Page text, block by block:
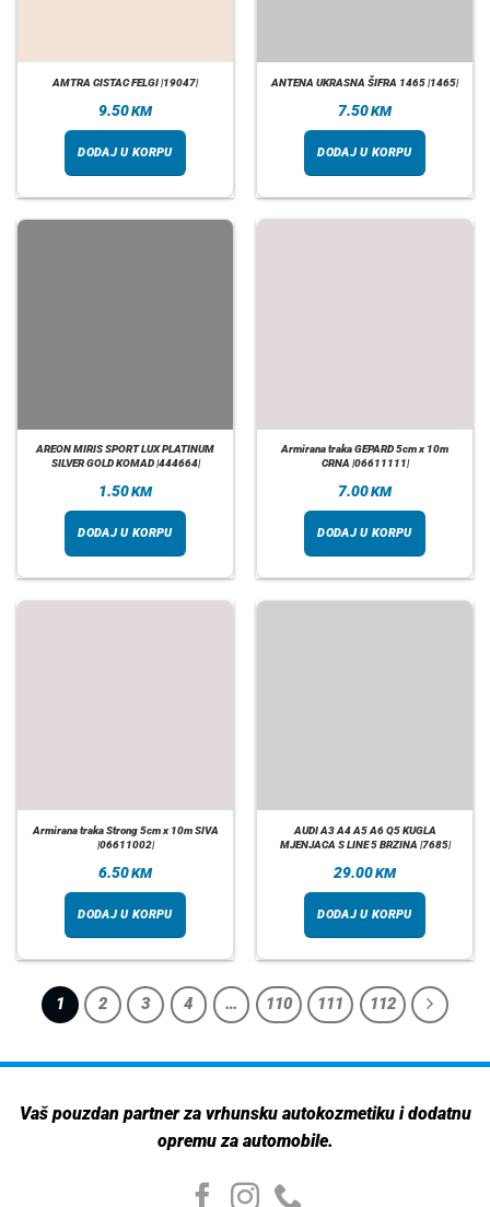
AMTRA CISTAC FELGI |19047|
9.50KM
DODAJ U KORPU
ANTENA UKRASNA ŠIFRA 1465 |1465|
7.50KM
DODAJ U KORPU
AREON MIRIS SPORT LUX PLATINUM
SILVER GOLD KOMAD |444664|
1.50KM
DODAJ U KORPU
Armirana traka GEPARD 5cm x 10m
CRNA |06611111|
7.00KM
DODAJ U KORPU
Armirana traka Strong 5cm x 10m SIVA
|06611002|
6.50KM
DODAJ U KORPU
AUDI A3 A4 A5 A6 Q5 KUGLA
MJENJACA S LINE 5 BRZINA |7685|
29.00KM
DODAJ U KORPU
1 2 3 4 … 110 111 112
Vaš pouzdan partner za vrhunsku autokozmetiku i dodatnu
opremu za automobile.